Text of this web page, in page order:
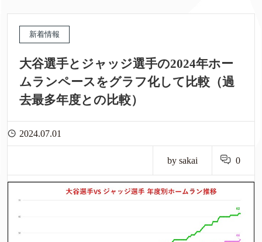
新着情報
大谷選手とジャッジ選手の2024年ホー
ムランペースをグラフ化して比較（過
去最多年度との比較）
2024.07.01
by sakai 0